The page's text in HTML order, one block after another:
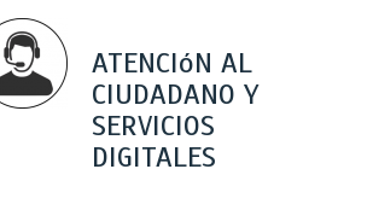
ATENCIóN AL
CIUDADANO Y
SERVICIOS
DIGITALES